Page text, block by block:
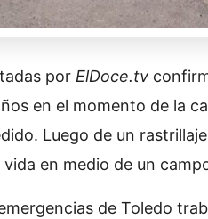
por ElDoce.tv
en el momento de la
Luego de un
en medio de un
de Toledo